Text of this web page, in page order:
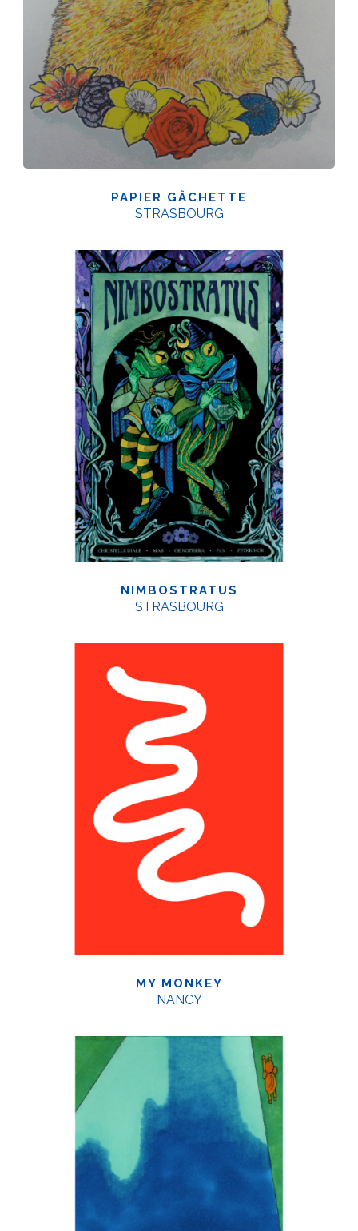
PAPIER GÂCHETTE
STRASBOURG
NIMBOSTRATUS
STRASBOURG
MY MONKEY
NANCY